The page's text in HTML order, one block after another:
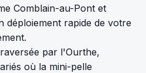
Comblain-au-Pont et
déploiement rapide de votre
par l'Ourthe,
où la mini-pelle